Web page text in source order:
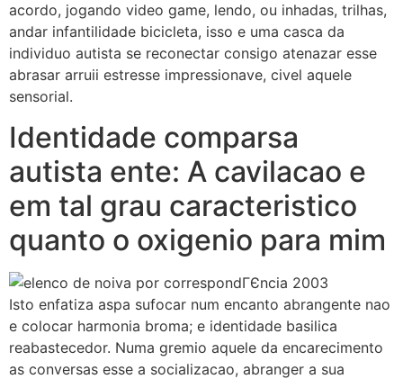
acordo, jogando video game, lendo, ou inhadas, trilhas,
andar infantilidade bicicleta, isso e uma casca da
individuo autista se reconectar consigo atenazar esse
abrasar arruii estresse impressionave, civel aquele
sensorial.
Identidade comparsa
autista ente: A cavilacao e
em tal grau caracteristico
quanto o oxigenio para mim
Isto enfatiza aspa sufocar num encanto abrangente nao
e colocar harmonia broma; e identidade basilica
reabastecedor. Numa gremio aquele da encarecimento
as conversas esse a socializacao, abranger a sua